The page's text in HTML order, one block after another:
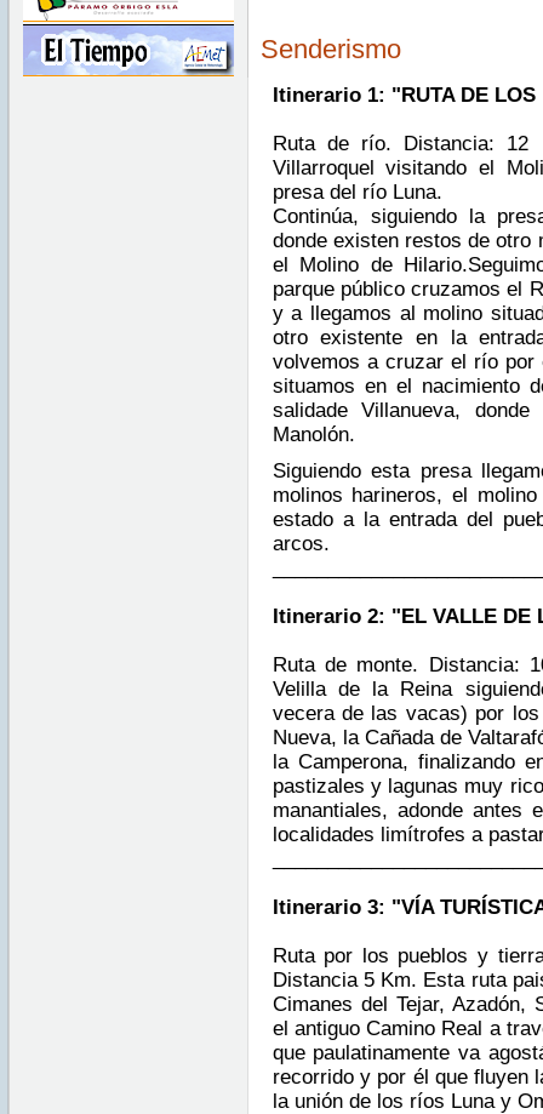
Senderismo
Itinerario 1: "RUTA DE LOS
Ruta de río. Distancia: 12
Villarroquel visitando el
presa del río Luna.
Continúa, siguiendo la
donde existen restos de otro
el Molino de
parque público cruzamos el
y a llegamos al molino
otro existente en la
volvemos a cruzar el río por
situamos en el nacimiento
salidade Villanueva,
Manolón.
Siguiendo esta presa
molinos harineros, el
estado a la entrada del
arcos.
Itinerario 2: "EL VALLE DE
Ruta de monte. Distancia:
Velilla de la Reina
vecera de las vacas) por
Nueva, la Cañada de
la Camperona, finalizando
pastizales y lagunas muy
manantiales, adonde antes
localidades limítrofes a
Itinerario 3: "VÍA
Ruta por los pueblos y
Distancia 5 Km. Esta ruta
Cimanes del Tejar, Azadón,
el antiguo Camino Real a
que paulatinamente va
recorrido y por él que fluyen
la unión de los ríos Luna y